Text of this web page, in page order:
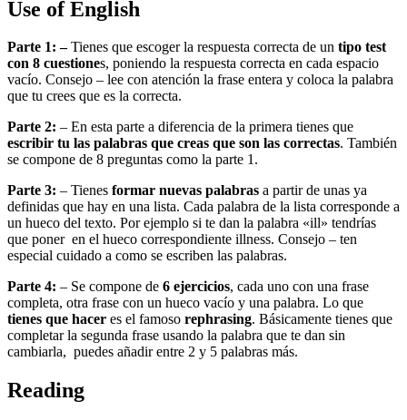
Use of English
Parte 1: –Tienes que escoger la respuesta correcta de un tipo test
con 8 cuestiones, poniendo la respuesta correcta en cada espacio
vacío. Consejo – lee con atención la frase entera y coloca la palabra
que tu crees que es la correcta.
Parte 2: – En esta parte a diferencia de la primera tienes que
escribir tu las palabras que creas que son las correctas. También
se compone de 8 preguntas como la parte 1.
Parte 3: – Tienes formar nuevas palabras a partir de unas ya
definidas que hay en una lista. Cada palabra de la lista corresponde a
un hueco del texto. Por ejemplo si te dan la palabra «ill» tendrías
que poner en el hueco correspondiente illness. Consejo – ten
especial cuidado a como se escriben las palabras.
Parte 4: – Se compone de 6 ejercicios, cada uno con una frase
completa, otra frase con un hueco vacío y una palabra. Lo que
tienes que hacer es el famoso rephrasing. Básicamente tienes que
completar la segunda frase usando la palabra que te dan sin
cambiarla, puedes añadir entre 2 y 5 palabras más.
Reading